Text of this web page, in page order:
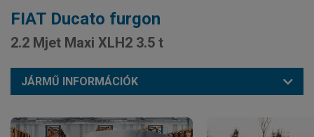
FIAT Ducato furgon
2.2 Mjet Maxi XLH2 3.5 t
JÁRMŰ INFORMÁCIÓK